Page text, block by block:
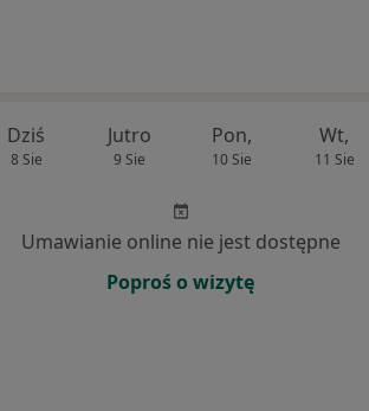
Dziś
8 Sie
Jutro
9 Sie
Pon,
10 Sie
Wt,
11 Sie
Umawianie online nie jest dostępne
Poproś o wizytę